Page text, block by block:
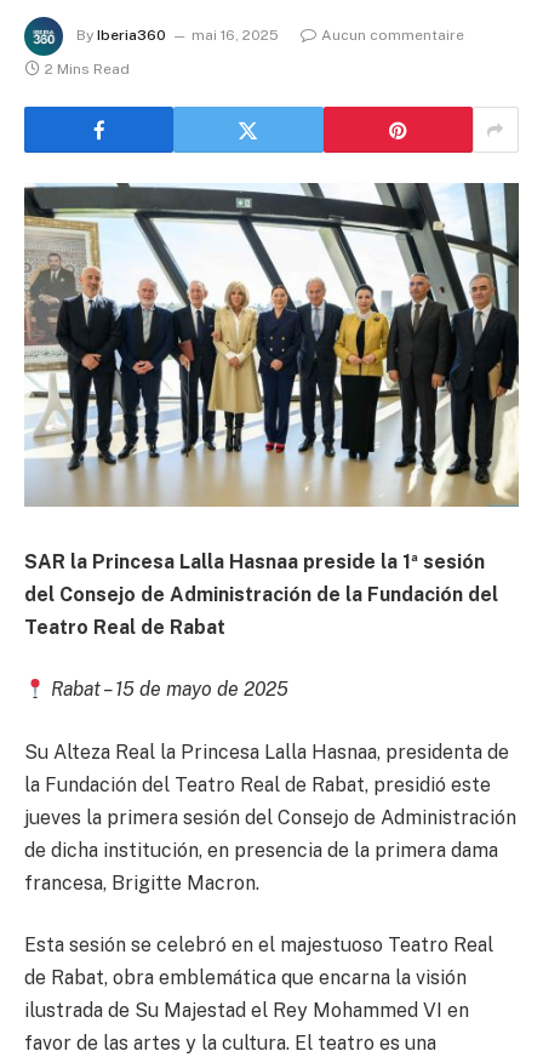
By Iberia360 mai 16, 2025
Aucun commentaire
2 Mins Read
SAR la Princesa Lalla Hasnaa preside la 1ª sesión
del Consejo de Administración de la Fundación del
Teatro Real de Rabat
Rabat – 15 de mayo de 2025
Su Alteza Real la Princesa Lalla Hasnaa, presidenta de
la Fundación del Teatro Real de Rabat, presidió este
jueves la primera sesión del Consejo de Administración
de dicha institución, en presencia de la primera dama
francesa, Brigitte Macron.
Esta sesión se celebró en el majestuoso Teatro Real
de Rabat, obra emblemática que encarna la visión
ilustrada de Su Majestad el Rey Mohammed VI en
favor de las artes y la cultura. El teatro es una